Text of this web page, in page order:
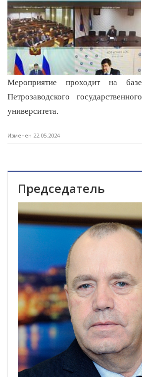
Мероприятие проходит на базе
Петрозаводского государственного
университета.
Изменен 22.05.2024
Председатель